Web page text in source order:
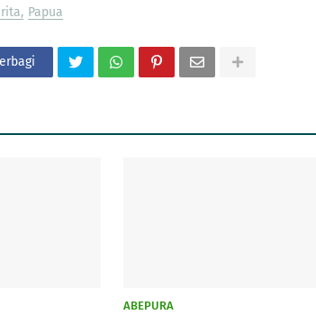
Papua
ABEPURA